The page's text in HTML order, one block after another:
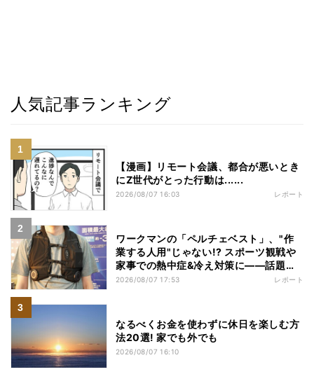
人気記事ランキング
【漫画】リモート会議、都合が悪いとき
にZ世代がとった行動は......
2026/08/07 16:03 レポート
ワークマンの「ペルチェベスト」、"作
業する人用"じゃない!? スポーツ観戦や
家事での熱中症&冷え対策に――話題の
商品を徹底検証
2026/08/07 17:53 レポート
なるべくお金を使わずに休日を楽しむ方
法20選! 家でも外でも
2026/08/07 16:10